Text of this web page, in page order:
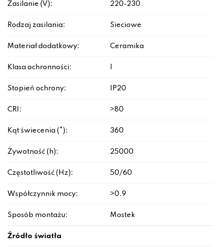
Zasilanie (V): 220-230
Rodzaj zasilania: Sieciowe
Materiał dodatkowy: Ceramika
Klasa ochronności:
Stopień ochrony: IP20
CRI: >80
Kąt świecenia (°): 360
Żywotność (h): 25000
Częstotliwość (Hz): 50/60
Współczynnik mocy: >0.9
Sposób montażu: Mostek
Źródło światła